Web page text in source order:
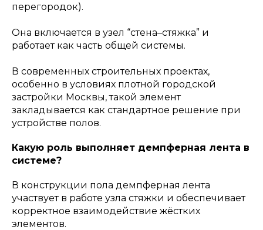
перегородок).
Она включается в узел “стена–стяжка” и
работает как часть общей системы.
В современных строительных проектах,
особенно в условиях плотной городской
застройки Москвы, такой элемент
закладывается как стандартное решение при
устройстве полов.
Какую роль выполняет демпферная лента в
системе?
В конструкции пола демпферная лента
участвует в работе узла стяжки и обеспечивает
корректное взаимодействие жёстких
элементов.